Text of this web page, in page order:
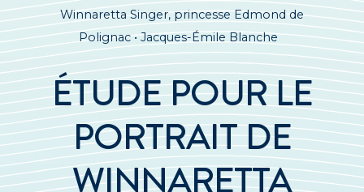
Winnaretta Singer, princesse Edmond de
Polignac • Jacques-Émile Blanche
ÉTUDE POUR LE
PORTRAIT DE
WINNARETTA